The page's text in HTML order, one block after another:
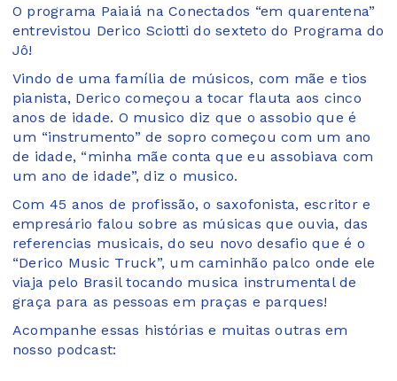
O programa Paiaiá na Conectados “em quarentena”
entrevistou Derico Sciotti do sexteto do Programa do
Jô!
Vindo de uma família de músicos, com mãe e tios
pianista, Derico começou a tocar flauta aos cinco
anos de idade. O musico diz que o assobio que é
um “instrumento” de sopro começou com um ano
de idade, “minha mãe conta que eu assobiava com
um ano de idade”, diz o musico.
Com 45 anos de profissão, o saxofonista, escritor e
empresário falou sobre as músicas que ouvia, das
referencias musicais, do seu novo desafio que é o
“Derico Music Truck”, um caminhão palco onde ele
viaja pelo Brasil tocando musica instrumental de
graça para as pessoas em praças e parques!
Acompanhe essas histórias e muitas outras em
nosso podcast: